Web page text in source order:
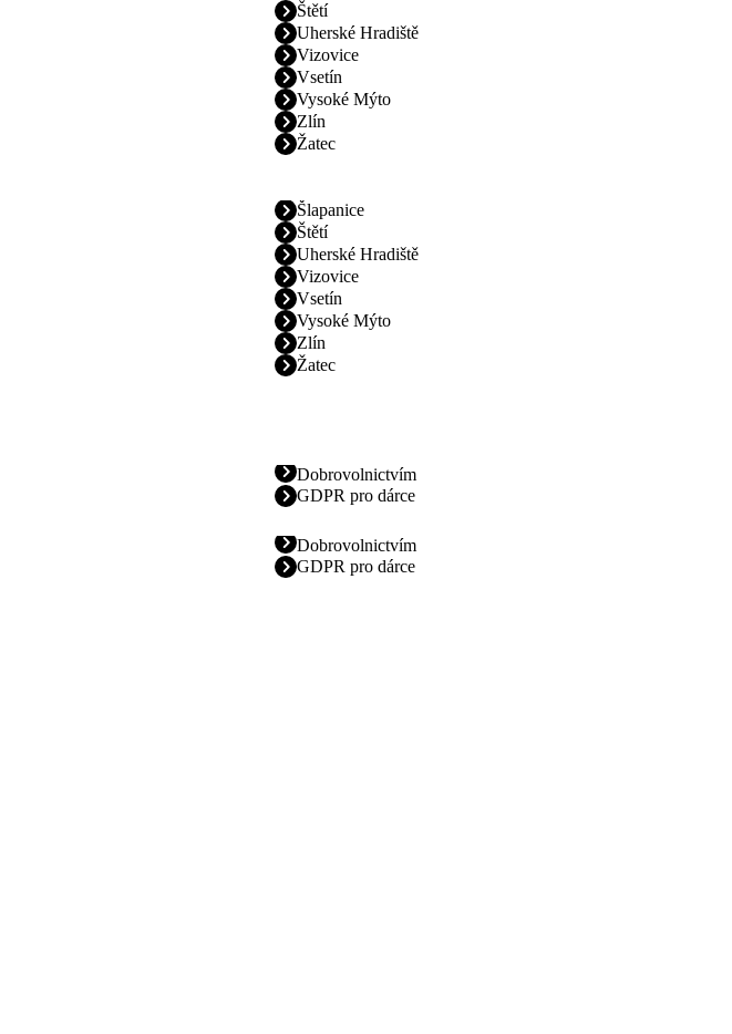
Štětí
Uherské Hradiště
Vizovice
Vsetín
Vysoké Mýto
Zlín
Žatec
Šlapanice
Štětí
Uherské Hradiště
Vizovice
Vsetín
Vysoké Mýto
Zlín
Žatec
Dobrovolnictvím
GDPR pro dárce
Dobrovolnictvím
GDPR pro dárce